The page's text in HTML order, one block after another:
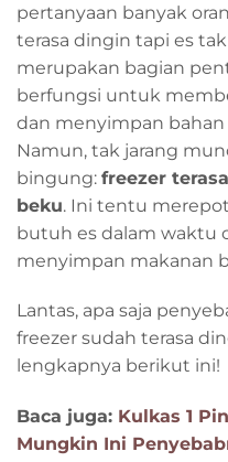
pertanyaan banyak
terasa dingin tapi es
merupakan bagian
berfungsi untuk
dan menyimpan
Namun, tak jarang
bingung: freezer
beku. Ini tentu
butuh es dalam waktu
menyimpan makanan
Lantas, apa saja
freezer sudah terasa
lengkapnya berikut ini!
Baca juga: Kulkas 1
Mungkin Ini